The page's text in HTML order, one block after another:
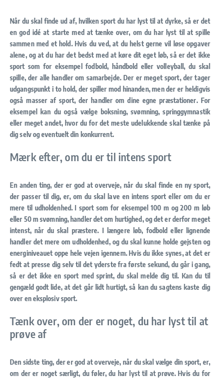
Når du skal finde ud af, hvilken sport du har lyst til at dyrke, så er det
en god idé at starte med at tænke over, om du har lyst til at spille
sammen med et hold. Hvis du ved, at du helst gerne vil løse opgaver
alene, og at du har det bedst med at køre dit eget løb, så er det ikke
sport som for eksempel fodbold, håndbold eller volleyball, du skal
spille, der alle handler om samarbejde. Der er meget sport, der tager
udgangspunkt i to hold, der spiller mod hinanden, men der er heldigvis
også masser af sport, der handler om dine egne præstationer. For
eksempel kan du også vælge boksning, svømning, springgymnastik
eller meget andet, hvor du for det meste udelukkende skal tænke på
dig selv og eventuelt din konkurrent.
Mærk efter, om du er til intens sport
En anden ting, der er god at overveje, når du skal finde en ny sport,
der passer til dig, er, om du skal lave en intens sport eller om du er
mere til udholdenhed. I sport som for eksempel 100 m og 200 m løb
eller 50 m svømning, handler det om hurtighed, og det er derfor meget
intenst, når du skal præstere. I længere løb, fodbold eller lignende
handler det mere om udholdenhed, og du skal kunne holde gejsten og
energiniveauet oppe hele vejen igennem. Hvis du ikke synes, at det er
fedt at presse dig selv til det yderste fra første sekund, du går i gang,
så er det ikke en sport med sprint, du skal melde dig til. Kan du til
gengæld godt lide, at det går lidt hurtigt, så kan du sagtens kaste dig
over en eksplosiv sport.
Tænk over, om der er noget, du har lyst til at
prøve af
Den sidste ting, der er god at overveje, når du skal vælge din sport, er,
om der er noget særligt, du føler, du har lyst til at prøve. Hvis du for